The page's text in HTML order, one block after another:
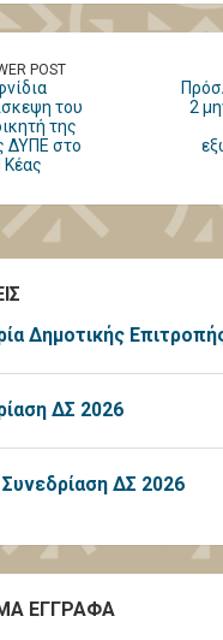
POST
του
της
ΔΥΠΕ στο
Κέας
2
Δημοτικής
ΔΣ 2026
Συνεδρίαση ΔΣ 2026
ΕΓΓΡΑΦΑ